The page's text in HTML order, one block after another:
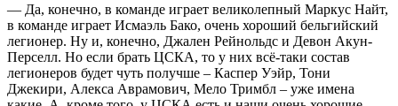
— Да, конечно, в команде играет великолепный Маркус Найт,
в команде играет Исмаэль Бако, очень хороший бельгийский
легионер. Ну и, конечно, Джален Рейнольдс и Девон Акун-
Перселл. Но если брать ЦСКА, то у них всё-таки состав
легионеров будет чуть получше – Каспер Уэйр, Тони
Джекири, Алекса Аврамович, Мело Тримбл – уже имена